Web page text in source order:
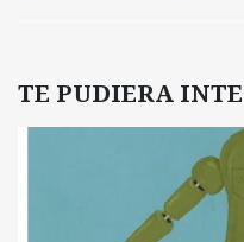
TE PUDIERA